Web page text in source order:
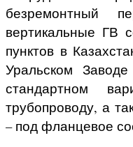
безремонтный
вертикальные ГВ
пунктов в
Уральском
стандартном
трубопроводу, а
– под фланцевое